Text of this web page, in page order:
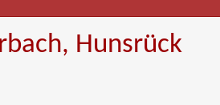
Hunsrück